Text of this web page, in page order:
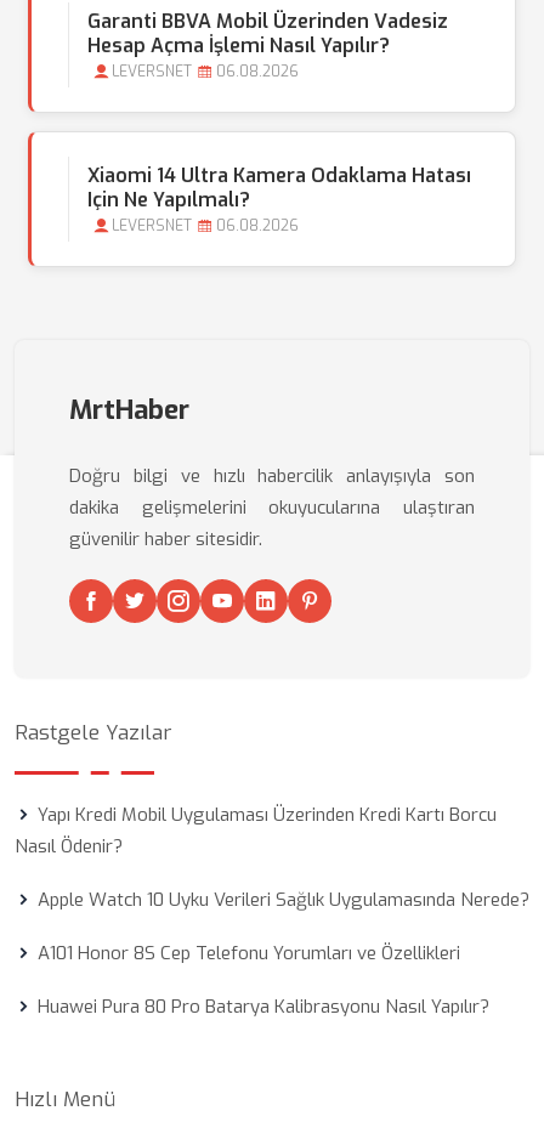
Garanti BBVA Mobil Üzerinden Vadesiz
Hesap Açma İşlemi Nasıl Yapılır?
LEVERSNET 06.08.2026
Xiaomi 14 Ultra Kamera Odaklama Hatası
Için Ne Yapılmalı?
LEVERSNET 06.08.2026
MrtHaber
Doğru bilgi ve hızlı habercilik anlayışıyla son
dakika gelişmelerini okuyucularına ulaştıran
güvenilir haber sitesidir.
Rastgele Yazılar
Yapı Kredi Mobil Uygulaması Üzerinden Kredi Kartı Borcu
Nasıl Ödenir?
Apple Watch 10 Uyku Verileri Sağlık Uygulamasında Nerede?
A101 Honor 8S Cep Telefonu Yorumları ve Özellikleri
Huawei Pura 80 Pro Batarya Kalibrasyonu Nasıl Yapılır?
Hızlı Menü